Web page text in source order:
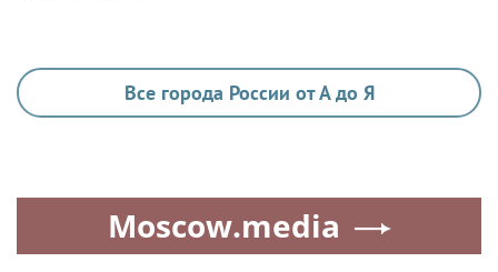
Все города России от А до Я
Moscow.media